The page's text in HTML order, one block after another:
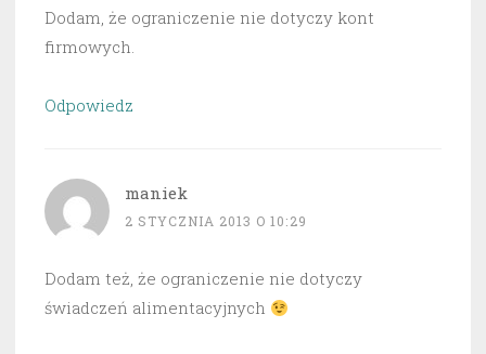
Dodam, że ograniczenie nie dotyczy kont
firmowych.
Odpowiedz
maniek
2 STYCZNIA 2013 O 10:29
Dodam też, że ograniczenie nie dotyczy
świadczeń alimentacyjnych